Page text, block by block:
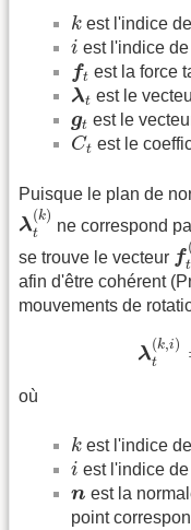
k
k est l'indice
i
i est l'indice
ft
t est la force
λt
λt est le
gt
gt est le
Ct
Ct est le
Puisque le plan de
λ
(k)
t
λ t(k)
ne correspond
se trouve le vecteur ft
ft(
afin d'être cohérent
mouvements de
λ
(k,i)
t
λt( k,
où
k
k est l'indice
i
i est l'indice
n
n est la
point